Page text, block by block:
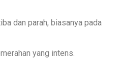
dan parah, biasanya pada
yang intens.